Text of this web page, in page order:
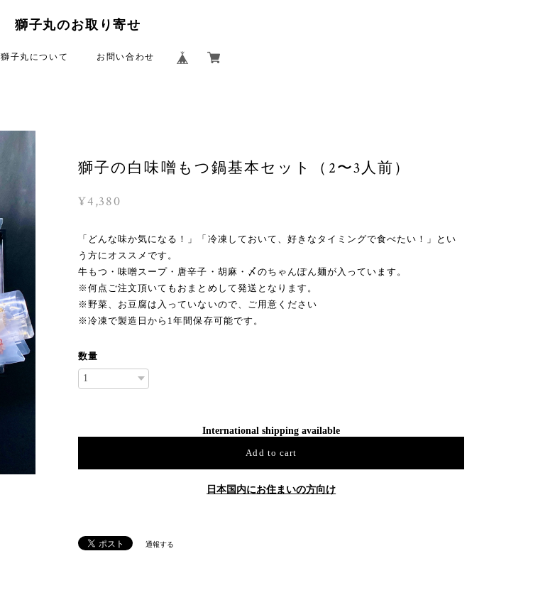
獅子丸のお取り寄せ
獅子丸について お問い合わせ
獅子の白味噌もつ鍋基本セット（2〜3人前）
¥4,380
「どんな味か気になる！」「冷凍しておいて、好きなタイミングで食べたい！」とい
う方にオススメです。
牛もつ・味噌スープ・唐辛子・胡麻・〆のちゃんぽん麺が入っています。
※何点ご注文頂いてもおまとめして発送となります。
※野菜、お豆腐は入っていないので、ご用意ください
※冷凍で製造日から1年間保存可能です。
数量
International shipping available
Add to cart
日本国内にお住まいの方向け
通報する